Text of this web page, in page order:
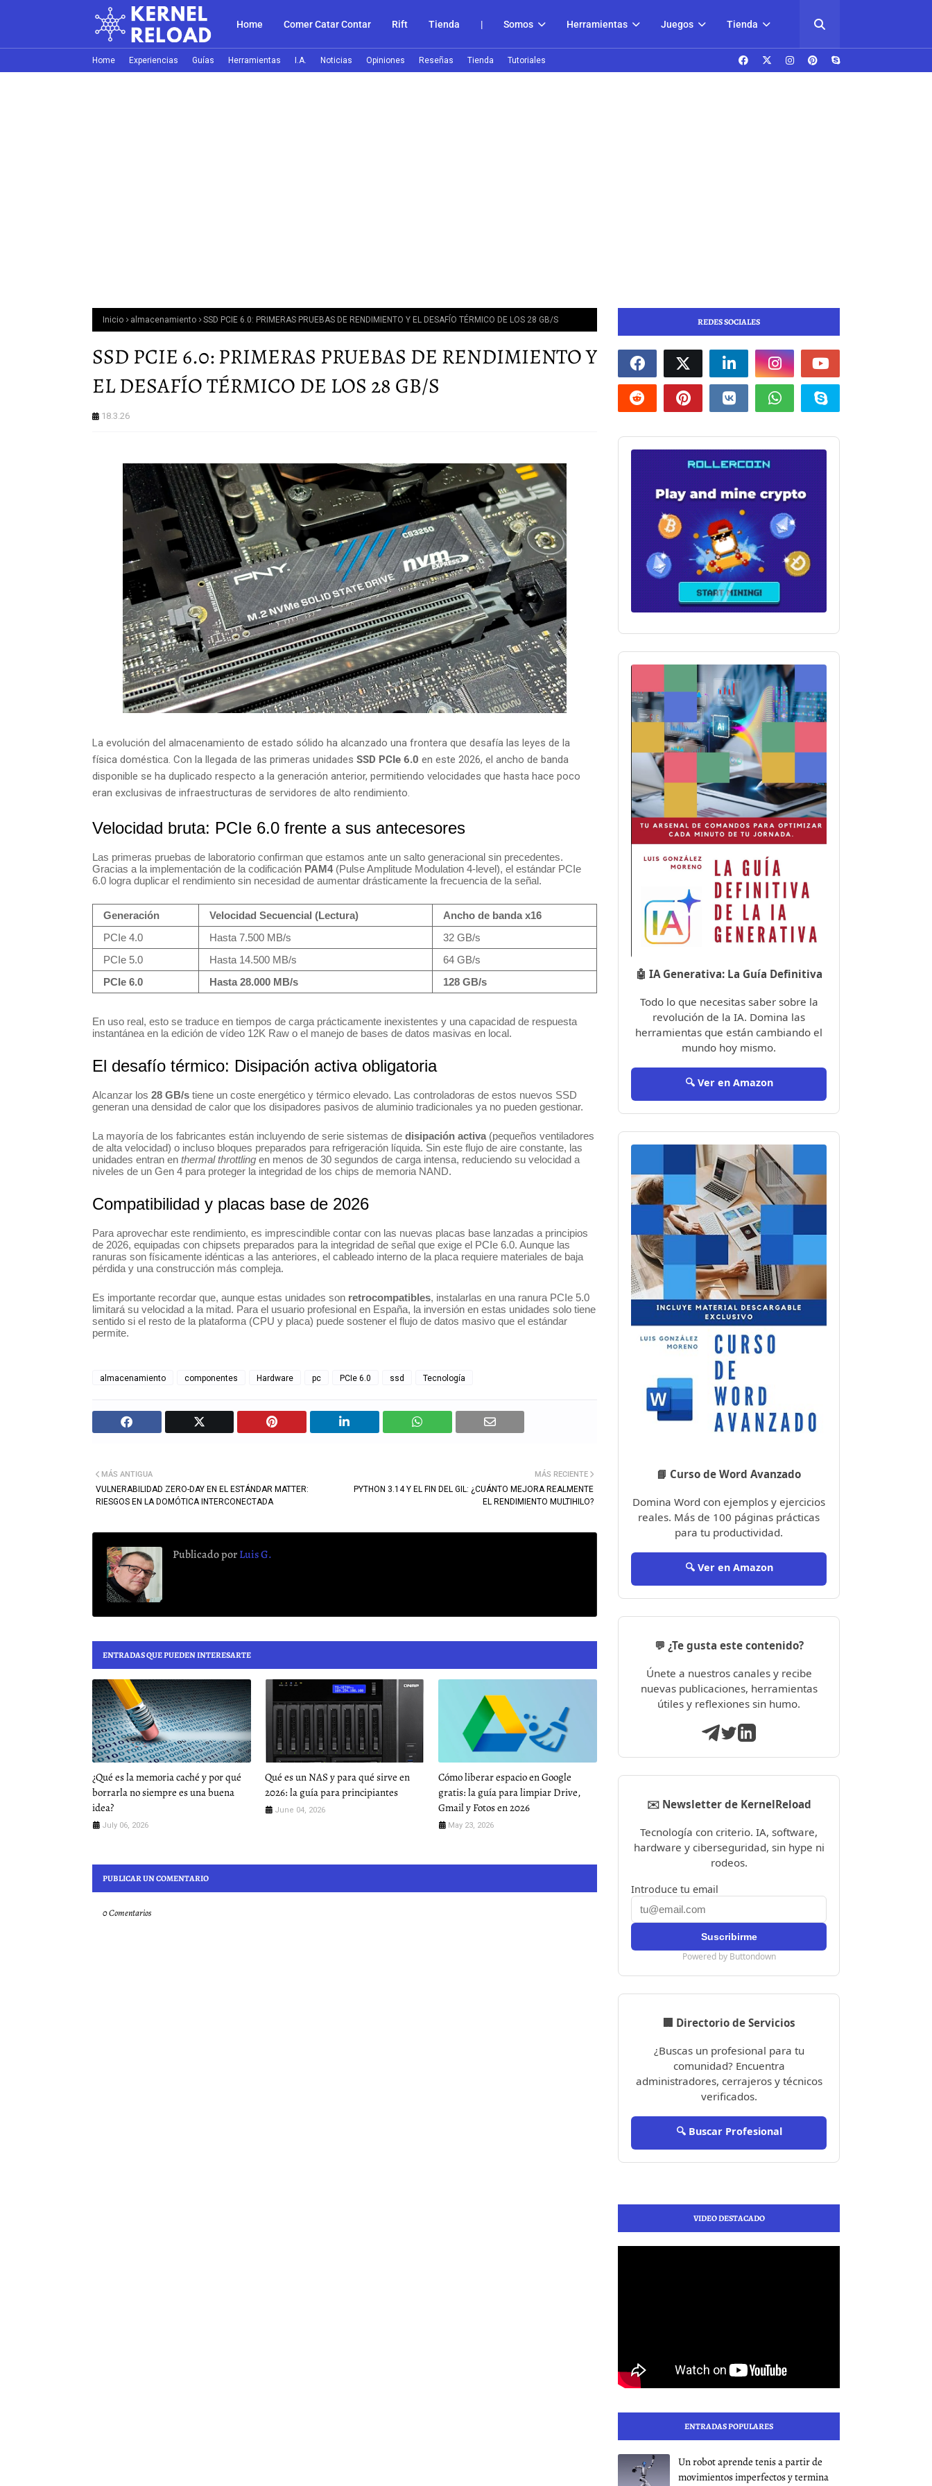
Home Comer Catar Contar Rift Tienda | Somos Herramientas Juegos Tienda
Home Experiencias Guías Herramientas I.A. Noticias Opiniones Reseñas Tienda Tutoriales
Inicio almacenamiento SSD PCIE 6.0: PRIMERAS PRUEBAS DE RENDIMIENTO Y EL DESAFÍO TÉRMICO DE LOS 28 GB/S
SSD PCIE 6.0: PRIMERAS PRUEBAS DE RENDIMIENTO Y
EL DESAFÍO TÉRMICO DE LOS 28 GB/S
18.3.26
La evolución del almacenamiento de estado sólido ha alcanzado una frontera que desafía las leyes de la
física doméstica. Con la llegada de las primeras unidades SSD PCIe 6.0 en este 2026, el ancho de banda
disponible se ha duplicado respecto a la generación anterior, permitiendo velocidades que hasta hace poco
eran exclusivas de infraestructuras de servidores de alto rendimiento.
Velocidad bruta: PCIe 6.0 frente a sus antecesores
Las primeras pruebas de laboratorio confirman que estamos ante un salto generacional sin precedentes.
Gracias a la implementación de la codificación PAM4(Pulse Amplitude Modulation 4-level), el estándar PCIe
6.0 logra duplicar el rendimiento sin necesidad de aumentar drásticamente la frecuencia de la señal.
Generación Velocidad Secuencial (Lectura)
Ancho de banda x16
PCIe 4.0
Hasta 7.500 MB/s
32 GB/s
PCIe 5.0
Hasta 14.500 MB/s
64 GB/s
PCIe 6.0
Hasta 28.000 MB/s 128 GB/s
En uso real, esto se traduce en tiempos de carga prácticamente inexistentes y una capacidad de respuesta
instantánea en la edición de vídeo 12K Raw o el manejo de bases de datos masivas en local.
El desafío térmico: Disipación activa obligatoria
Alcanzar los 28 GB/s tiene un coste energético y térmico elevado. Las controladoras de estos nuevos SSD
generan una densidad de calor que los disipadores pasivos de aluminio tradicionales ya no pueden gestionar.
La mayoría de los fabricantes están incluyendo de serie sistemas de disipación activa (pequeños ventiladores
de alta velocidad) o incluso bloques preparados para refrigeración líquida. Sin este flujo de aire constante, las
unidades entran en thermal throttling en menos de 30 segundos de carga intensa, reduciendo su velocidad a
niveles de un Gen 4 para proteger la integridad de los chips de memoria NAND.
Compatibilidad y placas base de 2026
Para aprovechar este rendimiento, es imprescindible contar con las nuevas placas base lanzadas a principios
de 2026, equipadas con chipsets preparados para la integridad de señal que exige el PCIe 6.0. Aunque las
ranuras son físicamente idénticas a las anteriores, el cableado interno de la placa requiere materiales de baja
pérdida y una construcción más compleja.
Es importante recordar que, aunque estas unidades son retrocompatibles, instalarlas en una ranura PCIe 5.0
limitará su velocidad a la mitad. Para el usuario profesional en España, la inversión en estas unidades solo tiene
sentido si el resto de la plataforma (CPU y placa) puede sostener el flujo de datos masivo que el estándar
permite.
almacenamiento componentes Hardware pc PCIe 6.0 ssd Tecnología
MÁS RECIENTE
PYTHON 3.14 Y EL FIN DEL GIL: ¿CUÁNTO MEJORA REALMENTE
EL RENDIMIENTO MULTIHILO?
MÁS ANTIGUA
VULNERABILIDAD ZERO-DAY EN EL ESTÁNDAR MATTER:
RIESGOS EN LA DOMÓTICA INTERCONECTADA
Publicado porLuis G.
ENTRADAS QUE PUEDEN INTERESARTE
¿Qué es la memoria caché y por qué
borrarla no siempre es una buena
idea?
July 06, 2026
Qué es un NAS y para qué sirve en
2026: la guía para principiantes
June 04, 2026
Cómo liberar espacio en Google
gratis: la guía para limpiar Drive,
Gmail y Fotos en 2026
May 23, 2026
PUBLICAR UN COMENTARIO
0 Comentarios
REDES SOCIALES
🤖 IA Generativa: La Guía Definitiva
Todo lo que necesitas saber sobre la
revolución de la IA. Domina las
herramientas que están cambiando el
mundo hoy mismo.
🔍 Ver en Amazon
📘 Curso de Word Avanzado
Domina Word con ejemplos y ejercicios
reales. Más de 100 páginas prácticas
para tu productividad.
🔍 Ver en Amazon
💬 ¿Te gusta este contenido?
Únete a nuestros canales y recibe
nuevas publicaciones, herramientas
útiles y reflexiones sin humo.
✉️ Newsletter de KernelReload
Tecnología con criterio. IA, software,
hardware y ciberseguridad, sin hype ni
rodeos.
Introduce tu email
Powered by Buttondown
🏢 Directorio de Servicios
¿Buscas un profesional para tu
comunidad? Encuentra
administradores, cerrajeros y técnicos
verificados.
🔍 Buscar Profesional
VIDEO DESTACADO
ENTRADAS POPULARES
Un robot aprende tenis a partir de
movimientos imperfectos y termina